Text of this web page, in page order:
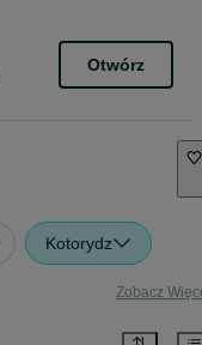
Otwórz
Kotorydz
Zobacz